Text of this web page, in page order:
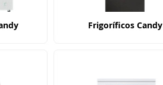
Frigoríficos Candy